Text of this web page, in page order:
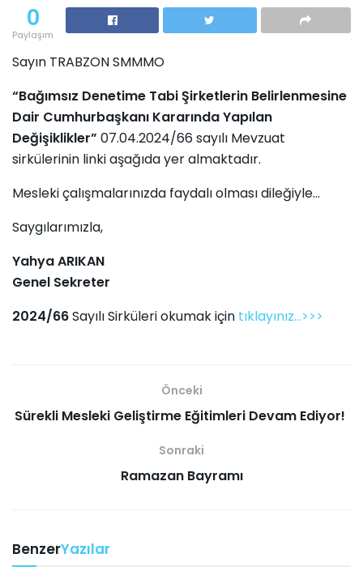
0
Paylaşım
Sayın TRABZON SMMMO
“Bağımsız Denetime Tabi Şirketlerin Belirlenmesine
Dair Cumhurbaşkanı Kararında Yapılan
Değişiklikler” 07.04.2024/66 sayılı Mevzuat
sirkülerinin linki aşağıda yer almaktadır.
Mesleki çalışmalarınızda faydalı olması dileğiyle...
Saygılarımızla,
Yahya ARIKAN
Genel Sekreter
2024/66Sayılı Sirküleri okumak için tıklayınız...>>>
Önceki
Sürekli Mesleki Geliştirme Eğitimleri Devam Ediyor!
Sonraki
Ramazan Bayramı
BenzerYazılar